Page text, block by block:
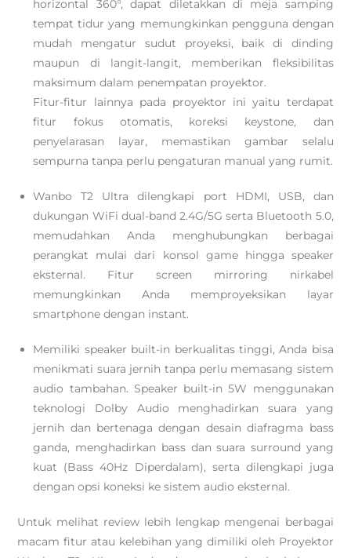
horizontal 360°, dapat diletakkan di meja samping
tempat tidur yang memungkinkan pengguna dengan
mudah mengatur sudut proyeksi, baik di dinding
maupun di langit-langit, memberikan fleksibilitas
maksimum dalam penempatan proyektor.
Fitur-fitur lainnya pada proyektor ini yaitu terdapat
fitur fokus otomatis, koreksi keystone, dan
penyelarasan layar, memastikan gambar selalu
sempurna tanpa perlu pengaturan manual yang rumit.
Wanbo T2 Ultra dilengkapi port HDMI, USB, dan
dukungan WiFi dual-band 2.4G/5G serta Bluetooth 5.0,
memudahkan Anda menghubungkan berbagai
perangkat mulai dari konsol game hingga speaker
eksternal. Fitur screen mirroring nirkabel
memungkinkan Anda memproyeksikan layar
smartphone dengan instant.
Memiliki speaker built-in berkualitas tinggi, Anda bisa
menikmati suara jernih tanpa perlu memasang sistem
audio tambahan. Speaker built-in 5W menggunakan
teknologi Dolby Audio menghadirkan suara yang
jernih dan bertenaga dengan desain diafragma bass
ganda, menghadirkan bass dan suara surround yang
kuat (Bass 40Hz Diperdalam), serta dilengkapi juga
dengan opsi koneksi ke sistem audio eksternal.
Untuk melihat review lebih lengkap mengenai berbagai
macam fitur atau kelebihan yang dimiliki oleh Proyektor